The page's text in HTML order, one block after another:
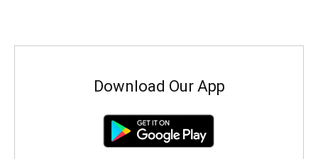
Download Our App